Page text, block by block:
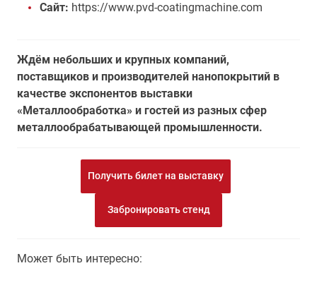
Сайт: https://www.pvd-coatingmachine.com
Ждём небольших и крупных компаний,
поставщиков и производителей нанопокрытий в
качестве экспонентов выставки
«Металлообработка» и гостей из разных сфер
металлообрабатывающей промышленности.
Получить билет на выставку
Забронировать стенд
Может быть интересно: